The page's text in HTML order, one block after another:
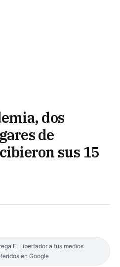
dos
de
sus 15
El Libertador a tus medios
en Google